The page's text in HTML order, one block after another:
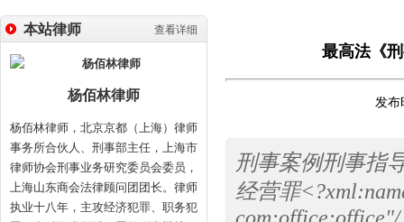
查看详细
本站律师
杨佰林律师
杨佰林律师，北京京都（上海）律师
事务所合伙人、刑事部主任，上海市
律师协会刑事业务研究委员会委员，
上海山东商会法律顾问团团长。律师
执业十八年，主攻经济犯罪、职务犯
最高法《
发
刑事案例刑事指
经营罪